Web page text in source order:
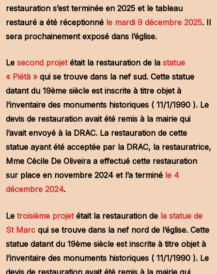
restauration s’est terminée en 2025 et le tableau
restauré a été réceptionné le mardi 9 décembre 2025. Il
sera prochainement exposé dans l’église.
Le second projetétait la restauration de la statue
« Piétà »qui se trouve dans la nef sud. Cette statue
datant du 19ème siècle est inscrite à titre objet à
l’inventaire des monuments historiques ( 11/1/1990 ). Le
devis de restauration avait été remis à la mairie qui
l’avait envoyé à la DRAC. La restauration de cette
statue ayant été acceptée par la DRAC, la restauratrice,
Mme Cécile De Oliveira a effectué cette restauration
sur place en novembre 2024 et l’a terminé le 4
décembre 2024.
Le troisième projet était la restauration de la statue de
St Marc qui se trouve dans la nef nord de l’église. Cette
statue datant du 19ème siècle est inscrite à titre objet à
l’inventaire des monuments historiques ( 11/1/1990 ). Le
devis de restauration avait été remis à la mairie qui